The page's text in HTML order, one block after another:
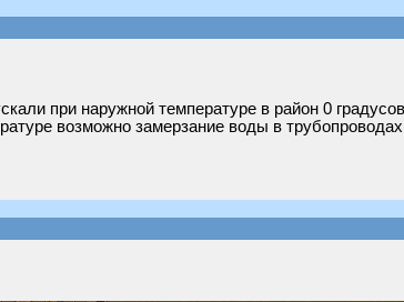
при наружной температуре в район 0
возможно замерзание воды в